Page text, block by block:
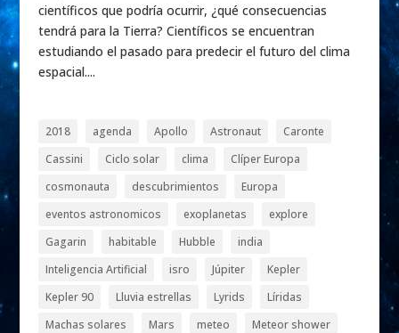
científicos que podría ocurrir, ¿qué consecuencias
tendrá para la Tierra? Científicos se encuentran
estudiando el pasado para predecir el futuro del clima
espacial....
2018 agenda Apollo Astronaut
Caronte
Cassini
Ciclo solar clima
Clíper Europa
cosmonauta
descubrimientos
Europa
eventos astronomicos
exoplanetas
explore
Gagarin
habitable Hubble
india
Inteligencia Artificial
isro Júpiter
Kepler
Kepler 90
Lluvia estrellas Lyrids
Líridas
Machas solares
Mars meteo
Meteor shower